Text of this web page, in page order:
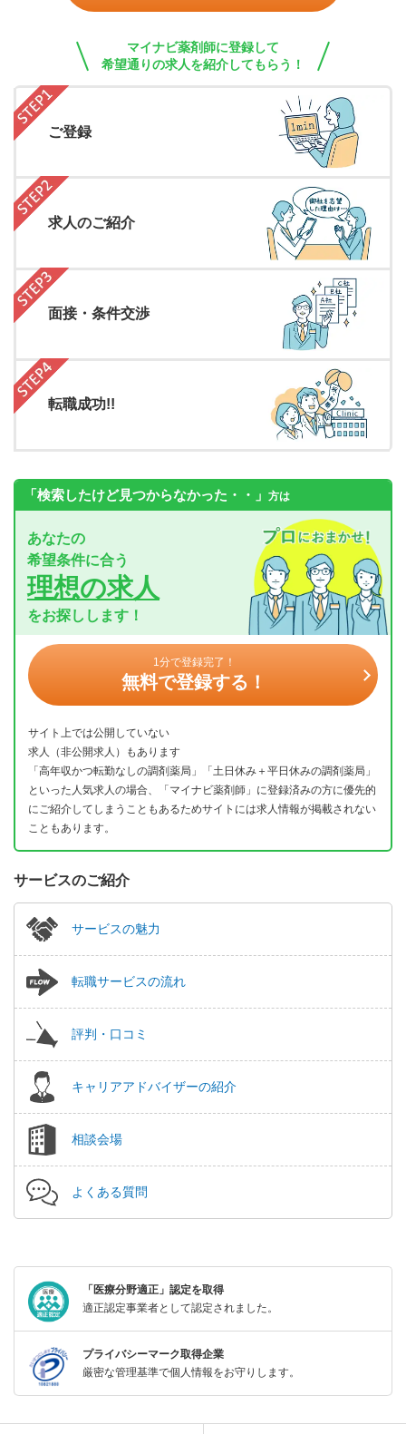
マイナビ薬剤師に登録して
希望通りの求人を紹介してもらう！
ご登録
求人のご紹介
面接・条件交渉
転職成功!!
「検索したけど見つからなかった・・」 方は
あなたの
希望条件に合う
理想の求人
をお探しします！
1分で登録完了！
無料で登録する！
サイト上では公開していない
求人（非公開求人）もあります
「高年収かつ転勤なしの調剤薬局」「土日休み＋平日休みの調剤薬局」
といった人気求人の場合、「マイナビ薬剤師」に登録済みの方に優先的
にご紹介してしまうこともあるためサイトには求人情報が掲載されない
こともあります。
サービスのご紹介
サービスの魅力
転職サービスの流れ
評判・口コミ
キャリアアドバイザーの紹介
相談会場
よくある質問
「医療分野適正」認定を取得
適正認定事業者として認定されました。
プライバシーマーク取得企業
厳密な管理基準で個人情報をお守りします。